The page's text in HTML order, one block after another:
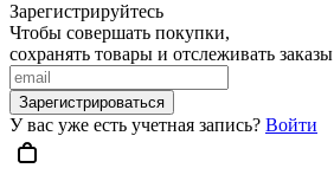
Зарегистрируйтесь
Чтобы совершать покупки,
сохранять товары и отслеживать заказы
Зарегистрироваться
У вас уже есть учетная запись? Войти